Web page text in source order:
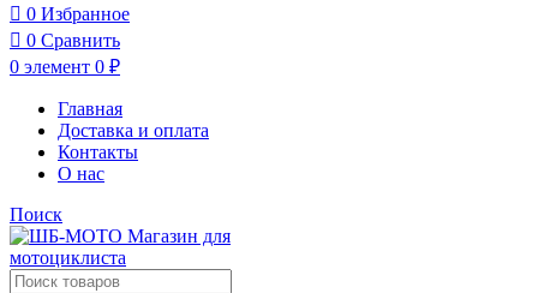
0 Избранное
0 Сравнить
0 элемент 0 ₽
Главная
Доставка и оплата
Контакты
О нас
Поиск